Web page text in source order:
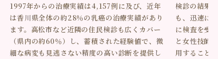
1997年からの治療実績は4,157例に及び、近年
は香川県全体の約28％の乳癌の治療実績があり
ます。高松市など近隣の住民検診も広くカバー
（県内の約60％）し、蓄積された経験値で、微
細な病変も見逃さない精度の高い診断を提供し
検診の結果
も、迅速に
に検査を受
と女性技師
用すること